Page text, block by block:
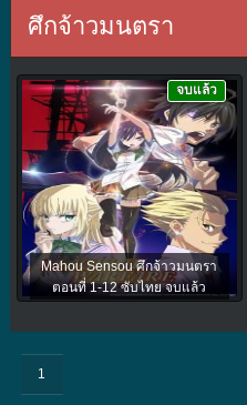
ศึกจ้าวมนตรา
Mahou Sensou ศึกจ้าวมนตรา
ตอนที่ 1-12 ซับไทย จบแล้ว
จบแล้ว
1